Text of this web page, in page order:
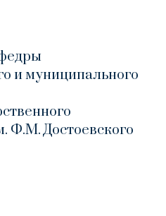
и муниципального
Ф.М. Достоевского